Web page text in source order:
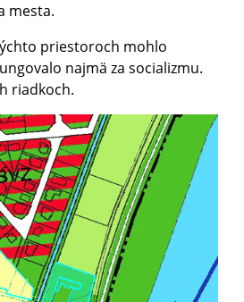
mesta.
priestoroch mohlo
najmä za socializmu.
riadkoch.